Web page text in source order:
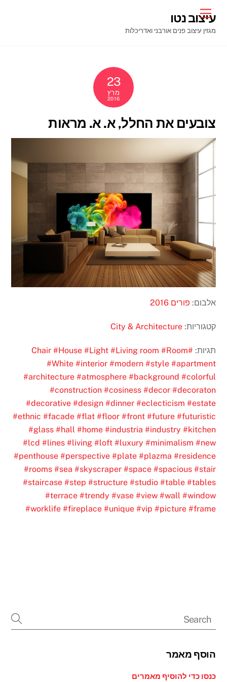
content
Menu
עיצוב נטו
מגזין עיצוב פנים אורבני ואדריכלות
23
מרץ
2016
צובעים את החלל, א. א. מראות
אלבום: פורים 2016
קטגוריות: City & Architecture
תגיות: #Chair
#House #Light #Living room #Room
#White #interior #modern #style #apartment
#architecture #atmosphere #background #colorful
#construction #cosiness #decor #decoraton
#decorative #design #dinner #eclecticism #estate
#ethnic #facade #flat #floor #front #future #futuristic
#glass #hall #home #industria #industry #kitchen
#lcd #lines #living #loft #luxury #minimalism #new
#penthouse #perspective #plate #plazma #residence
#rooms #sea #skyscraper #space #spacious #stair
#staircase #step #structure #studio #table #tables
#terrace #trendy #vase #view #wall #window
#worklife #fireplace #unique #vip #picture #frame
הוסף מאמר
כנסו כדי להוסיף מאמרים